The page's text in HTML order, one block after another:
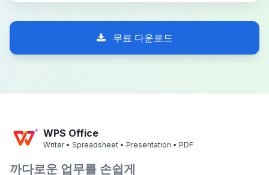
무료 다운로드
WPS Office
Writer • Spreadsheet • Presentation • PDF
까다로운 업무를 손쉽게